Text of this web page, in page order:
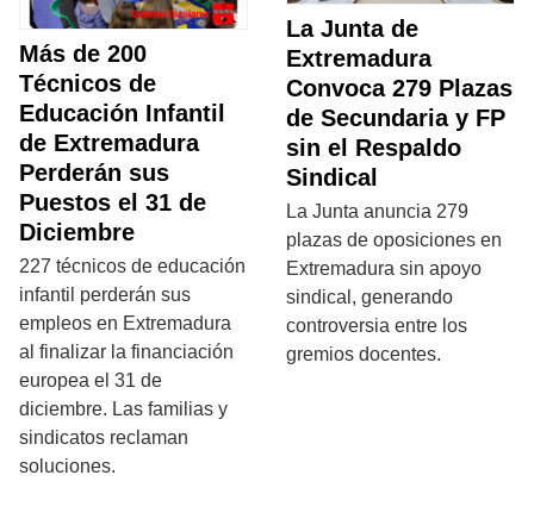
Más de 200
Técnicos de
Educación Infantil
de Extremadura
Perderán sus
Puestos el 31 de
Diciembre
227 técnicos de educación
infantil perderán sus
empleos en Extremadura
al finalizar la financiación
europea el 31 de
diciembre. Las familias y
sindicatos reclaman
soluciones.
La Junta de
Extremadura
Convoca 279 Plazas
de Secundaria y FP
sin el Respaldo
Sindical
La Junta anuncia 279
plazas de oposiciones en
Extremadura sin apoyo
sindical, generando
controversia entre los
gremios docentes.